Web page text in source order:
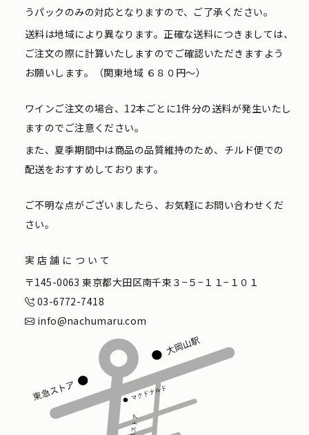
うパックのみの対応となりますので、ご了承ください。
送料は地域により異なります。正確な送料につきましては、
ご注文の際に計算いたしますのでご確認いただきますよう
お願いします。（関東地域 ６８０円〜）
ワインご注文の場合、12本ごとに1件分の送料が発生いたし
ますのでご注意ください。
また、夏季期間中は商品の品質維持のため、チルド便での
配送をおすすめしております。
ご不明な点がございましたら、お気軽にお問い合わせくだ
さい。
実店舗について
〒145-0063 東京都大田区南千束３−５−１１−１０１
03-6772-7418
info@nachumaru.com